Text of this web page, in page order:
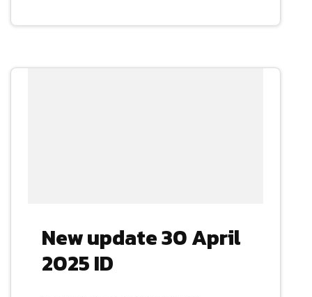
New update 30 April
2025 ID